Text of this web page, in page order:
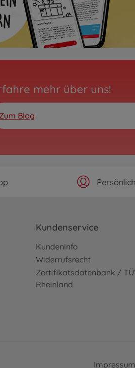
mehr über uns!
Zum Blog
Kundenservice
Kundeninfo
Widerrufsrecht
Zertifikatsdatenbank /
Rheinland
Impressum